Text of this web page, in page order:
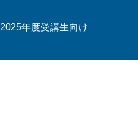
2025年度受講生向け